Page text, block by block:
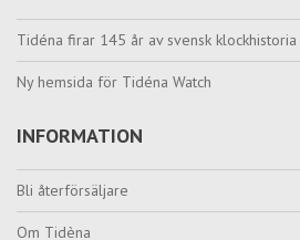
Tidéna firar 145 år av svensk klockhistoria
Ny hemsida för Tidéna Watch
INFORMATION
Bli återförsäljare
Om Tidèna